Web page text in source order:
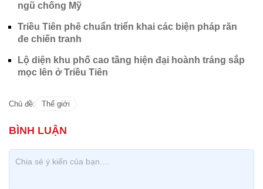
ngũ chống Mỹ
Triều Tiên phê chuẩn triển khai các biện pháp răn
đe chiến tranh
Lộ diện khu phố cao tầng hiện đại hoành tráng sắp
mọc lên ở Triều Tiên
Chủ đề: Thế giới